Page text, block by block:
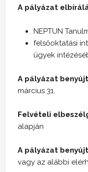
A pályázat
NEPTUN
felsőoktatási
ügyek
A pályázat
március 31.
Felvételi
alapján
A pályázat
vagy az alábbi